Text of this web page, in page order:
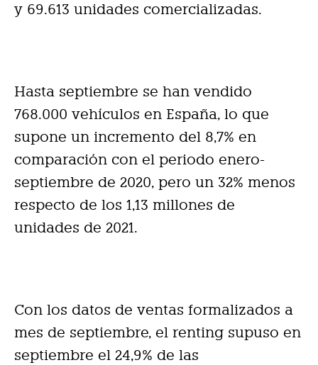
y 69.613 unidades comercializadas.
Hasta septiembre se han vendido
768.000 vehículos en España, lo que
supone un incremento del 8,7% en
comparación con el periodo enero-
septiembre de 2020, pero un 32% menos
respecto de los 1,13 millones de
unidades de 2021.
Con los datos de ventas formalizados a
mes de septiembre, el renting supuso en
septiembre el 24,9% de las